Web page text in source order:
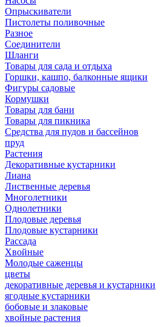
Опрыскиватели
Пистолеты поливочные
Разное
Соединители
Шланги
Товары для сада и отдыха
Горшки, кашпо, балконные ящики
Фигуры садовые
Кормушки
Товары для бани
Товары для пикника
Средства для пудов и бассейнов
пруд
Растения
Декоративные кустарники
Лиана
Лиственные деревья
Многолетники
Однолетники
Плодовые деревья
Плодовые кустарники
Рассада
Хвойные
Молодые саженцы
цветы
декоративные деревья и кустарники
ягодные кустарники
бобовые и злаковые
хвойные растения